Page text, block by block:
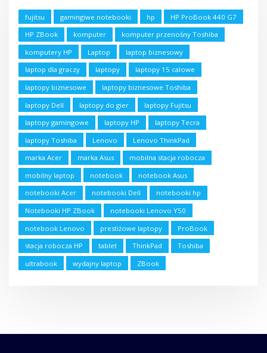
fujitsu gamingiwe notebooki hp
HP ProBook 440 G7
HP ZBook
komputer
komputer przenośny Toshiba
komputery HP
Laptop
laptop biznesowy
laptop dla graczy
laptopy
laptopy 15 calowe
laptopy biznesowe
laptopy biznesowe Toshiba
laptopy Dell
laptopy do gier
laptopy Fujitsu
laptopy gamingowe
laptopy HP
laptopy Tecra
laptopy Toshiba
Lenovo
Lenovo ThinkPad
marka Acer
marka Asus
mobilna stacja robocza
mobilny laptop
notebook
notebook Asus
notebooki Acer
notebooki Dell
notebooki hp
Notebooki HP ZBook
notebooki Lenovo Y50
notebook Lenovo
prestiżowe laptopy
ProBook
stacja robocza HP
tablet ThinkPad
Toshiba
ultrabook
wydajny laptop ZBook